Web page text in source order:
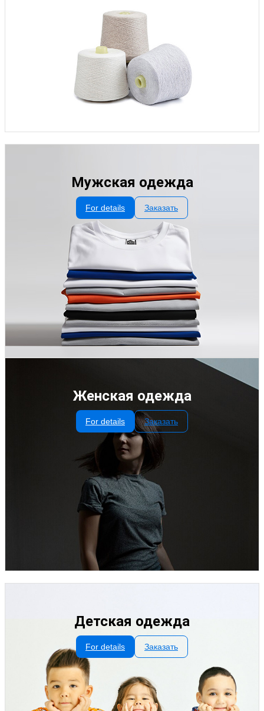
Мужская одежда
For details Заказать
Женская одежда
For details Заказать
Детская одежда
For details Заказать